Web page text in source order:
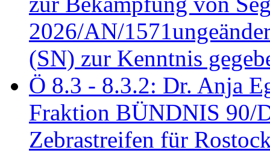
2026/AN/
(SN) zur Kenntnis
Ö 8.3 - 8.3.2: Dr. Anja
Fraktion BÜNDNIS 90/
Zebrastreifen für